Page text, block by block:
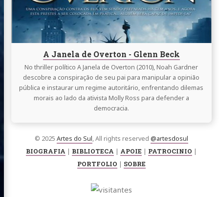
A Janela de Overton - Glenn Beck
No thriller político A Janela de Overton (2010), Noah Gardner
descobre a conspiração de seu pai para manipular a opinião
pública e instaurar um regime autoritário, enfrentando dilemas
morais ao lado da ativista Molly Ross para defender a
democracia.
Glenn
Beck
© 2025 Artes do Sul, All rights reserved @artesdosul
BIOGRAFIA | BIBLIOTECA | APOIE | PATROCINIO |
PORTFOLIO | SOBRE